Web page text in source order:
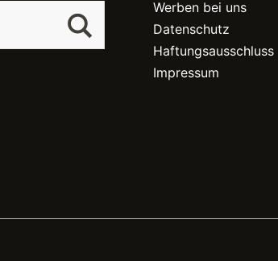
Werben bei uns
Datenschutz
Haftungsausschluss
Impressum